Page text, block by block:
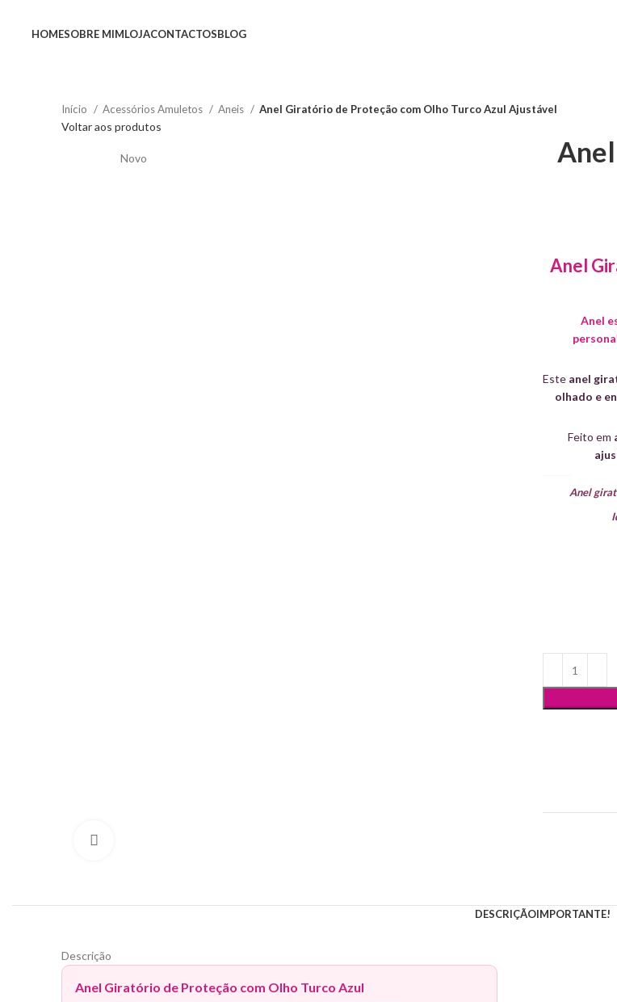
HOMESOBRE MIMLOJACONTACTOSBLOG
Início Acessórios Amuletos Aneis Anel Giratório de Proteção com Olho Turco Azul Ajustável
Voltar aos produtos
Novo
Anel
Anel
Este anel
olhado e
Feito em
Anel
DESCRIÇÃOIMPORTANTE!
Descrição
Anel Giratório de Proteção com Olho Turco Azul